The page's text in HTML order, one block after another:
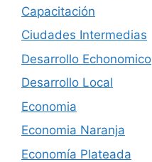
Capacitación
Ciudades Intermedias
Desarrollo Echonomico
Desarrollo Local
Economia
Economia Naranja
Economía Plateada